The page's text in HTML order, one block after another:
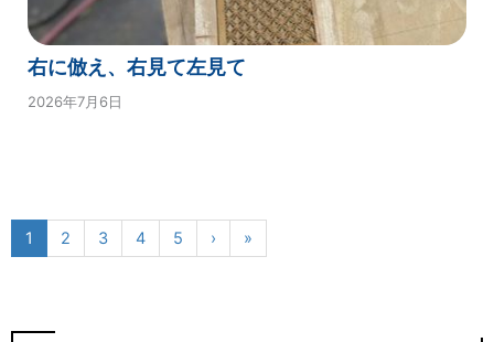
右に倣え、右見て左見て
2026年7月6日
1 2 3 4 5 › »